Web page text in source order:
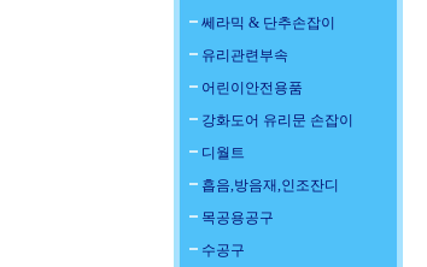
쎄라믹 & 단추손잡이
유리관련부속
어린이안전용품
강화도어 유리문 손잡이
디월트
흡음,방음재,인조잔디
목공용공구
수공구